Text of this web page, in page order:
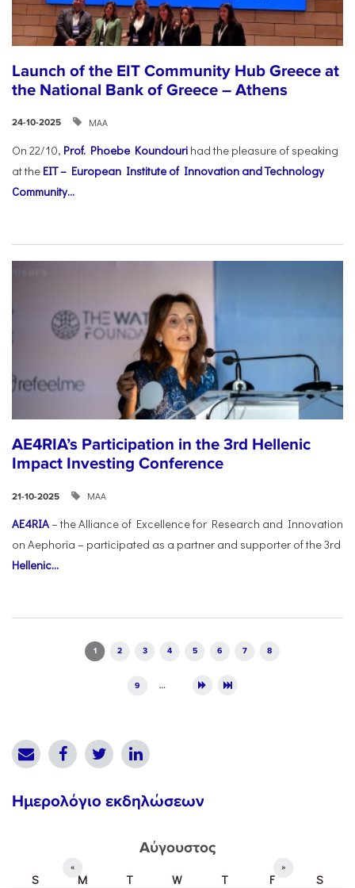
Launch of the EIT Community Hub Greece at
the National Bank of Greece – Athens
24-10-2025 ΜΑΑ
On 22/10, Prof. Phoebe Koundouri had the pleasure of speaking
at the EIT – European Institute of Innovation and Technology
Community...
AE4RIA’s Participation in the 3rd Hellenic
Impact Investing Conference
21-10-2025 ΜΑΑ
AE4RIA– the Alliance of Excellence for Research and Innovation
on Aephoria – participated as a partner and supporter of the 3rd
Hellenic...
1 2 3 4 5 6 7 8
9 …
Ημερολόγιο εκδηλώσεων
Αύγουστος
« »
S M T W T F
S